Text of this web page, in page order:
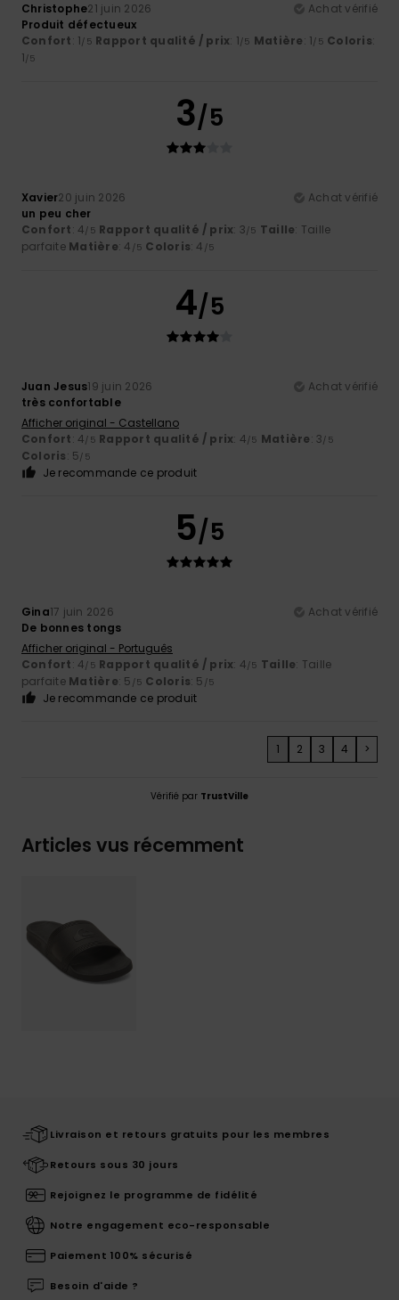
Christophe21 juin 2026
Achat vérifié
Produit défectueux
Confort: 1/5 Rapport qualité / prix: 1/5 Matière: 1/5 Coloris:
1/5
3/5
Xavier20 juin 2026
Achat vérifié
un peu cher
Confort: 4/5 Rapport qualité / prix: 3/5 Taille: Taille
parfaite Matière: 4 /5 Coloris: 4 /5
4/5
Juan Jesus19 juin 2026
Achat vérifié
très confortable
Afficher original - Castellano
Confort: 4/5 Rapport qualité / prix: 4/5 Matière: 3/5
Coloris: 5/5
Je recommande ce produit
5/5
Gina17 juin 2026
Achat vérifié
De bonnes tongs
Afficher original - Português
Confort: 4/5 Rapport qualité / prix: 4/5 Taille: Taille
parfaite Matière: 5 /5 Coloris: 5 /5
Je recommande ce produit
1 2 3 4 >
Vérifié par TrustVille
Articles vus récemment
Livraison et retours gratuits pour les membres
Retours sous 30 jours
Rejoignez le programme de fidélité
Notre engagement eco-responsable
Paiement 100% sécurisé
Besoin d'aide ?